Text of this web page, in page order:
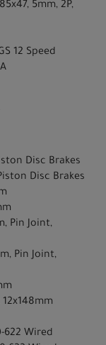
5mm, 2P,
12 Speed
Disc Brakes
Disc Brakes
Pin Joint,
Pin Joint,
622 Wired